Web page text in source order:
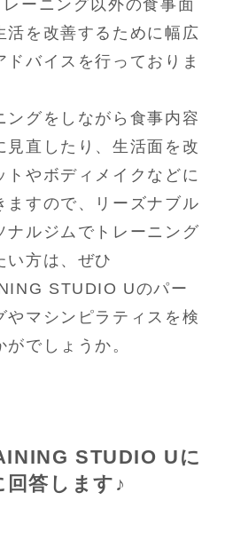
ーニング以外の食事面
活を改善するために幅広
ドバイスを行っておりま
ングをしながら食事内容
見直したり、生活面を改
トやボディメイクなどに
ますので、リーズナブル
ナルジムでトレーニング
い方は、ぜひ
STUDIO Uのパー
やマシンピラティスを検
でしょうか。
STUDIO Uに
答します♪